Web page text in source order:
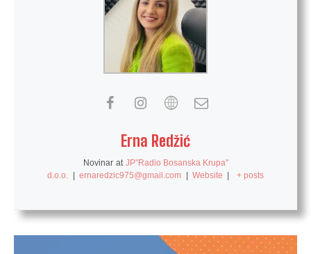
Erna Redžić
Novinar at JP"Radio Bosanska Krupa"
d.o.o.
| ernaredzic975@gmail.com | Website | + posts